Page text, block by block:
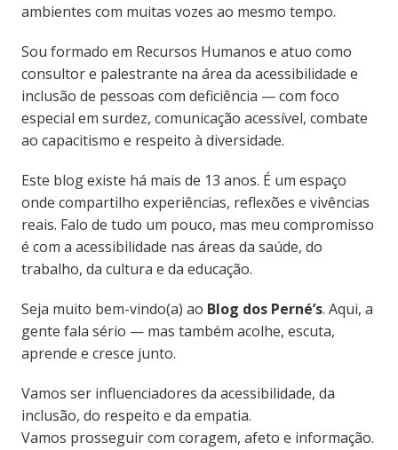
ambientes com muitas vozes ao mesmo tempo.
Sou formado em Recursos Humanos e atuo como
consultor e palestrante na área da acessibilidade e
inclusão de pessoas com deficiência — com foco
especial em surdez, comunicação acessível, combate
ao capacitismo e respeito à diversidade.
Este blog existe há mais de 13 anos. É um espaço
onde compartilho experiências, reflexões e vivências
reais. Falo de tudo um pouco, mas meu compromisso
é com a acessibilidade nas áreas da saúde, do
trabalho, da cultura e da educação.
Seja muito bem-vindo(a) ao Blog dos Perné’s. Aqui, a
gente fala sério — mas também acolhe, escuta,
aprende e cresce junto.
Vamos ser influenciadores da acessibilidade, da
inclusão, do respeito e da empatia.
Vamos prosseguir com coragem, afeto e informação.